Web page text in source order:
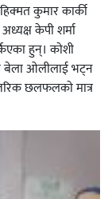
कुमार कार्की
केपी शर्मा
हुन्। काेशी
बेला ओलीलाई भट्न
छलफलकाे मात्र